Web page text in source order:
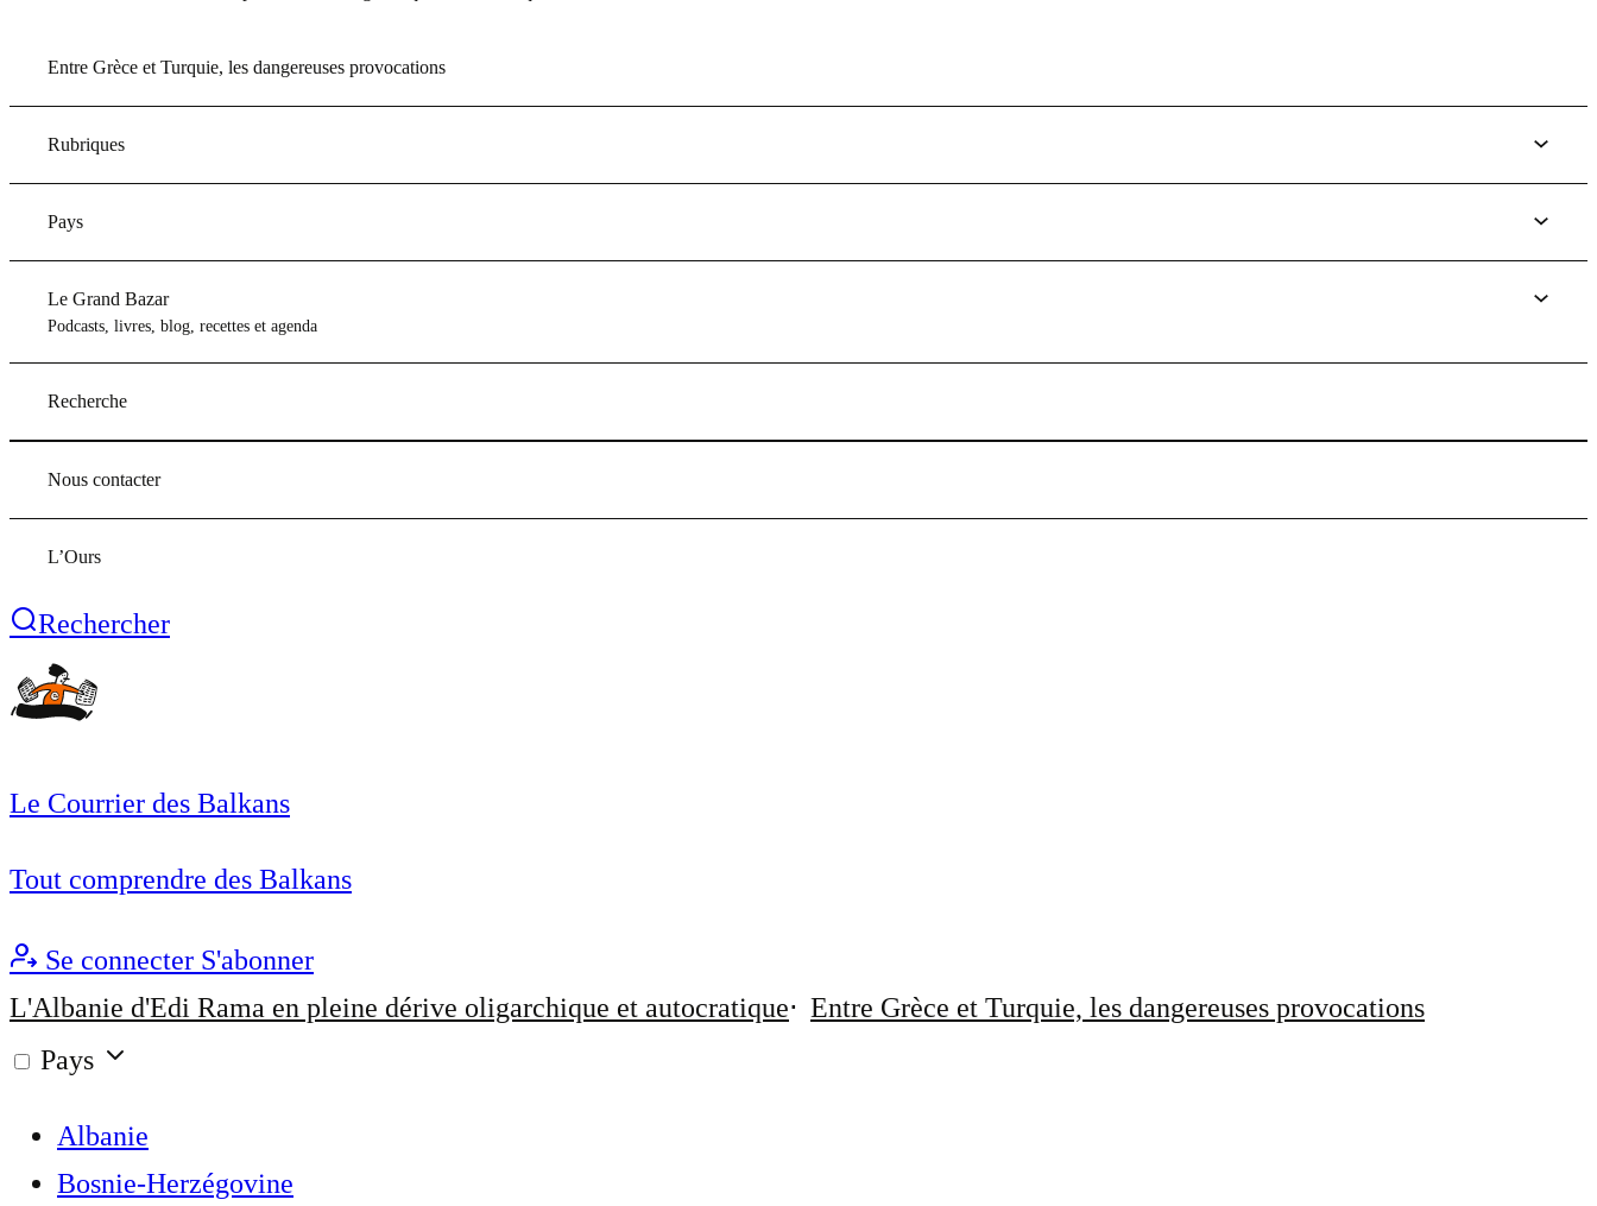
Entre Grèce et Turquie, les dangereuses provocations
Rubriques
Pays
Le Grand Bazar
Podcasts, livres, blog, recettes et agenda
Recherche
Nous contacter
L’Ours
Rechercher
Le Courrier des Balkans
Tout comprendre des Balkans
Se connecter S'abonner
L'Albanie d'Edi Rama en pleine dérive oligarchique et autocratique
Entre Grèce et Turquie, les dangereuses provocations
Pays
Albanie
Bosnie-Herzégovine